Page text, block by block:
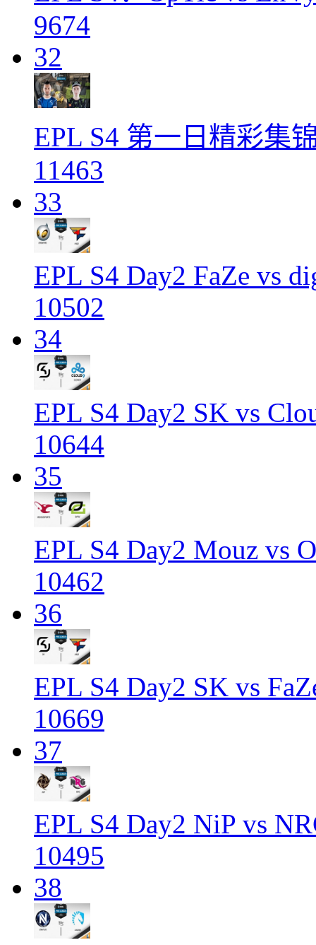
9674
32
EPL S4 第一日精彩集
11463
33
EPL S4 Day2 FaZe vs
10502
34
EPL S4 Day2 SK vs
10644
35
EPL S4 Day2 Mouz vs
10462
36
EPL S4 Day2 SK vs
10669
37
EPL S4 Day2 NiP vs
10495
38